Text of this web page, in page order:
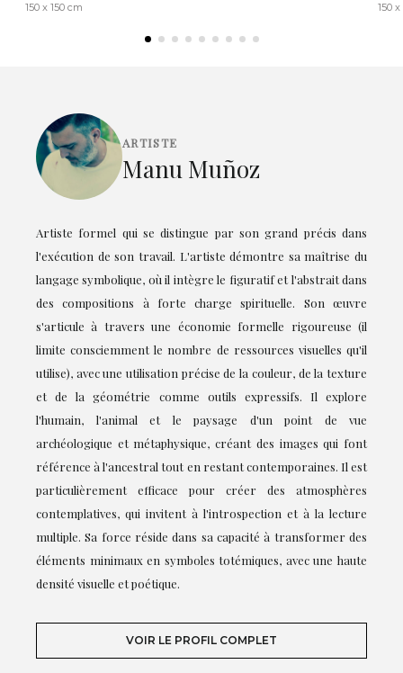
150 x 150 cm 150
ARTISTE
Manu Muñoz
Artiste formel qui se distingue par son grand précis dans
l'exécution de son travail. L'artiste démontre sa maîtrise du
langage symbolique, où il intègre le figuratif et l'abstrait dans
des compositions à forte charge spirituelle. Son œuvre
s'articule à travers une économie formelle rigoureuse (il
limite consciemment le nombre de ressources visuelles qu'il
utilise), avec une utilisation précise de la couleur, de la texture
et de la géométrie comme outils expressifs. Il explore
l'humain, l'animal et le paysage d'un point de vue
archéologique et métaphysique, créant des images qui font
référence à l'ancestral tout en restant contemporaines. Il est
particulièrement efficace pour créer des atmosphères
contemplatives, qui invitent à l'introspection et à la lecture
multiple. Sa force réside dans sa capacité à transformer des
éléments minimaux en symboles totémiques, avec une haute
densité visuelle et poétique.
VOIR LE PROFIL COMPLET